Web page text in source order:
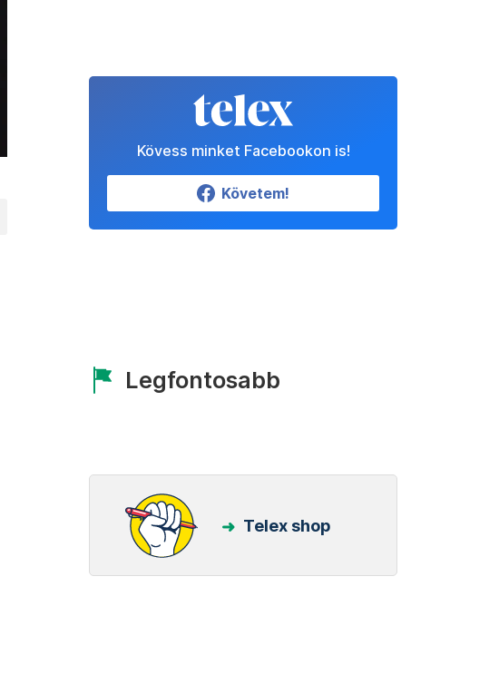
Kövess minket Facebookon is!
Követem!
Legfontosabb
Telex shop